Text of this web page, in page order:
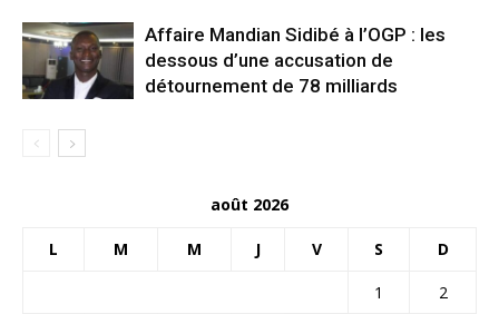
Affaire Mandian Sidibé à l’OGP : les
dessous d’une accusation de
détournement de 78 milliards
août 2026
L M M J V S D
1
2